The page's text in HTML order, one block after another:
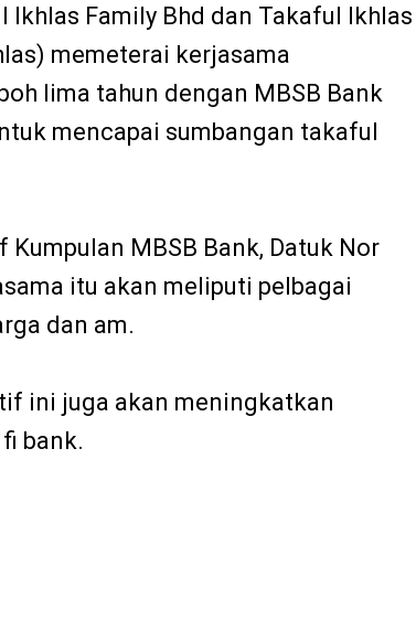
Ikhlas Family Bhd dan Takaful Ikhlas
memeterai kerjasama
lima tahun dengan MBSB Bank
mencapai sumbangan takaful
MBSB Bank, Datuk Nor
itu akan meliputi pelbagai
dan am.
ini juga akan meningkatkan
bank.